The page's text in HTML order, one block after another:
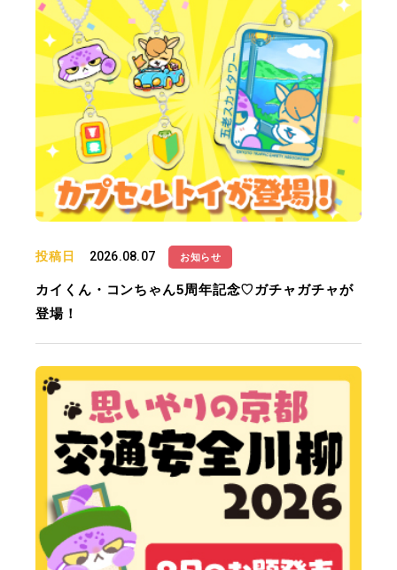
投稿日 2026.08.07 お知らせ
カイくん・コンちゃん5周年記念♡ガチャガチャが
登場！